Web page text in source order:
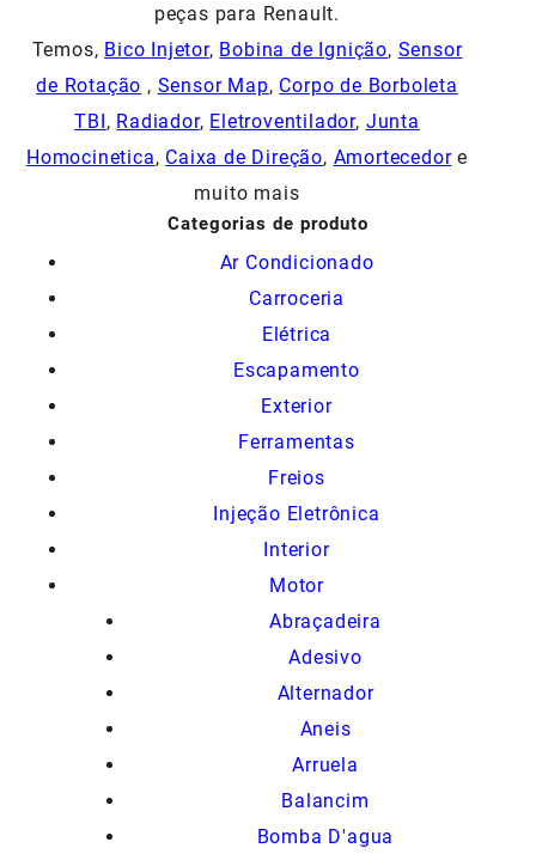
peças para Renault.
Temos, Bico Injetor, Bobina de Ignição, Sensor
de Rotação , Sensor Map, Corpo de Borboleta
TBI, Radiador, Eletroventilador, Junta
Homocinetica, Caixa de Direção, Amortecedore
muito mais
Categorias de produto
Ar Condicionado
Carroceria
Elétrica
Escapamento
Exterior
Ferramentas
Freios
Injeção Eletrônica
Interior
Motor
Abraçadeira
Adesivo
Alternador
Aneis
Arruela
Balancim
Bomba D'agua